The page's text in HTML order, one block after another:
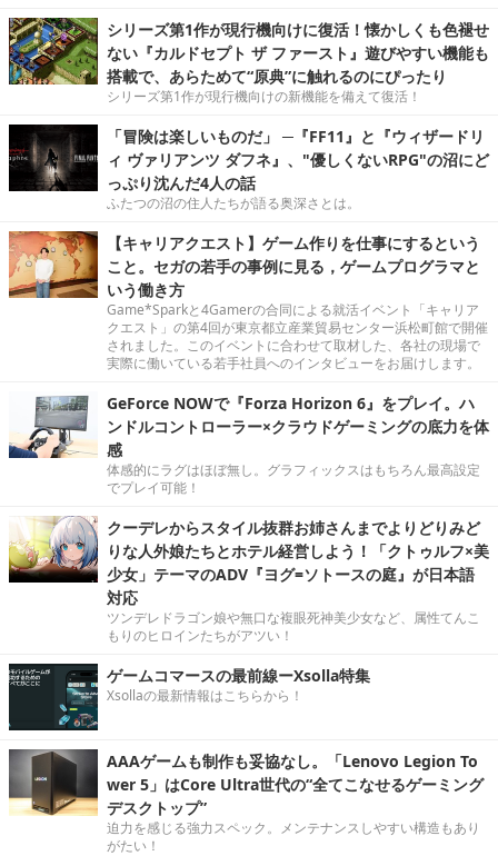
シリーズ第1作が現行機向けに復活！懐かしくも色褪せ
ない『カルドセプト ザ ファースト』遊びやすい機能も
搭載で、あらためて“原典”に触れるのにぴったり
シリーズ第1作が現行機向けの新機能を備えて復活！
「冒険は楽しいものだ」 ─『FF11』と『ウィザードリ
ィ ヴァリアンツ ダフネ』、"優しくないRPG"の沼にど
っぷり沈んだ4人の話
ふたつの沼の住人たちが語る奥深さとは。
【キャリアクエスト】ゲーム作りを仕事にするという
こと。セガの若手の事例に見る，ゲームプログラマと
いう働き方
Game*Sparkと4Gamerの合同による就活イベント「キャリア
クエスト」の第4回が東京都立産業貿易センター浜松町館で開催
されました。このイベントに合わせて取材した、各社の現場で
実際に働いている若手社員へのインタビューをお届けします。
GeForce NOWで『Forza Horizon 6』をプレイ。ハ
ンドルコントローラー×クラウドゲーミングの底力を体
感
体感的にラグはほぼ無し。グラフィックスはもちろん最高設定
でプレイ可能！
クーデレからスタイル抜群お姉さんまでよりどりみど
りな人外娘たちとホテル経営しよう！「クトゥルフ×美
少女」テーマのADV『ヨグ=ソトースの庭』が日本語
対応
ツンデレドラゴン娘や無口な複眼死神美少女など、属性てんこ
もりのヒロインたちがアツい！
ゲームコマースの最前線ーXsolla特集
Xsollaの最新情報はこちらから！
AAAゲームも制作も妥協なし。「Lenovo Legion To
wer 5」はCore Ultra世代の“全てこなせるゲーミング
デスクトップ”
迫力を感じる強力スペック。メンテナンスしやすい構造もあり
がたい！